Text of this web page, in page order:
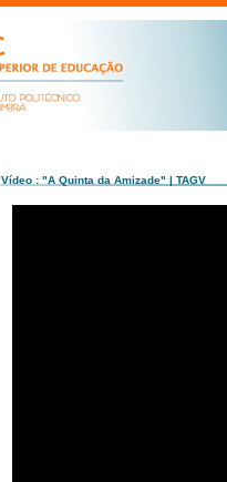
Vídeo : "A Quinta da Amizade" | TAGV